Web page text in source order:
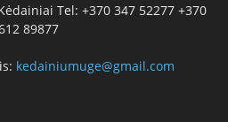
Tel: +370 347 52277 +370
89877
kedainiumuge@gmail.com